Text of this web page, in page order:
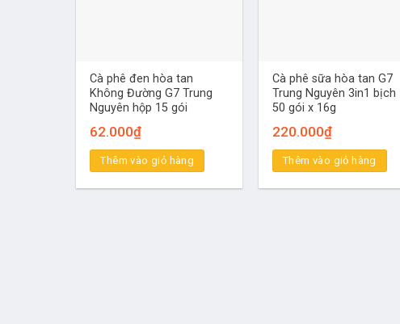
Cà phê đen hòa tan
Không Đường G7 Trung
Nguyên hộp 15 gói
62.000₫
Thêm vào giỏ hàng
Cà phê sữa hòa tan G7
Trung Nguyên 3in1 bịch
50 gói x 16g
220.000₫
Thêm vào giỏ hàng